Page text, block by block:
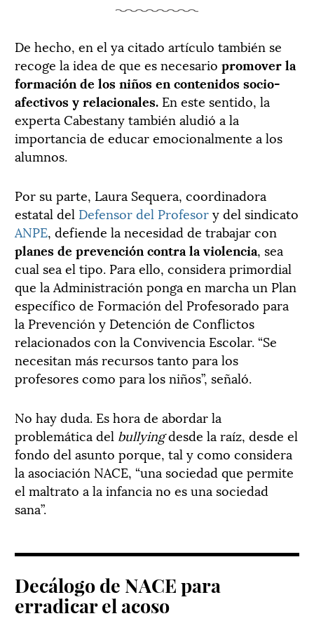
De hecho, en el ya citado artículo también se
recoge la idea de que es necesario promover la
formación de los niños en contenidos socio-
afectivos y relacionales. En este sentido, la
experta Cabestany también aludió a la
importancia de educar emocionalmente a los
alumnos.
Por su parte, Laura Sequera, coordinadora
estatal del Defensor del Profesory del sindicato
ANPE, defiende la necesidad de trabajar con
planes de prevención contra la violencia, sea
cual sea el tipo. Para ello, considera primordial
que la Administración ponga en marcha un Plan
específico de Formación del Profesorado para
la Prevención y Detención de Conflictos
relacionados con la Convivencia Escolar. “Se
necesitan más recursos tanto para los
profesores como para los niños”, señaló.
No hay duda. Es hora de abordar la
problemática del bullyingdesde la raíz, desde el
fondo del asunto porque, tal y como considera
la asociación NACE, “una sociedad que permite
el maltrato a la infancia no es una sociedad
sana”.
Decálogo de NACE para
erradicar el acoso